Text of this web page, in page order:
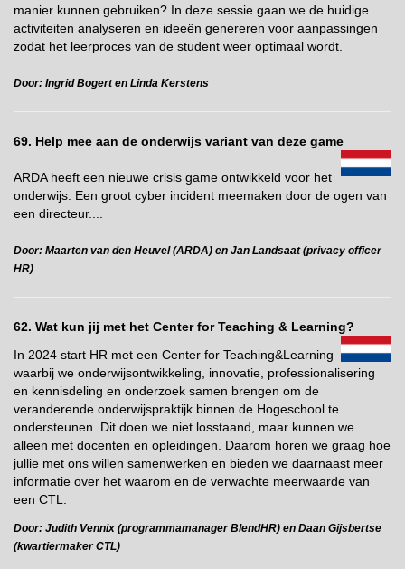
manier kunnen gebruiken? In deze sessie gaan we de huidige
activiteiten analyseren en ideeën genereren voor aanpassingen
zodat het leerproces van de student weer optimaal wordt.
Door: Ingrid Bogert en Linda Kerstens
69. Help mee aan de onderwijs variant van deze game
ARDA heeft een nieuwe crisis game ontwikkeld voor het
onderwijs. Een groot cyber incident meemaken door de ogen van
een directeur....
Door: Maarten van den Heuvel (ARDA) en Jan Landsaat (privacy officer
HR)
62. Wat kun jij met het Center for Teaching & Learning?
In 2024 start HR met een Center for Teaching&Learning
waarbij we onderwijsontwikkeling, innovatie, professionalisering
en kennisdeling en onderzoek samen brengen om de
veranderende onderwijspraktijk binnen de Hogeschool te
ondersteunen. Dit doen we niet losstaand, maar kunnen we
alleen met docenten en opleidingen. Daarom horen we graag hoe
jullie met ons willen samenwerken en bieden we daarnaast meer
informatie over het waarom en de verwachte meerwaarde van
een CTL.
Door: Judith Vennix (programmamanager BlendHR) en Daan Gijsbertse
(kwartiermaker CTL)